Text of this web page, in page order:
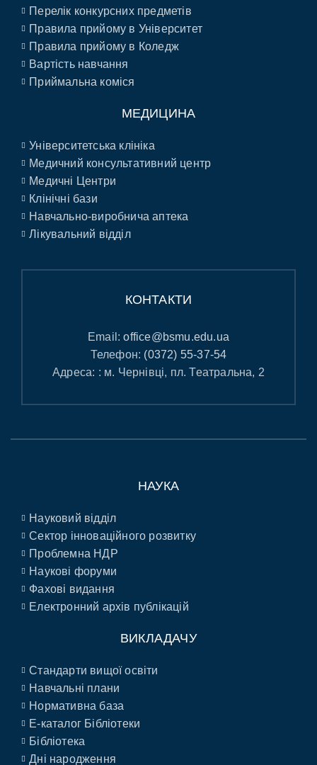
Перелік конкурсних предметів
Правила прийому в Університет
Правила прийому в Коледж
Вартість навчання
Приймальна коміся
МЕДИЦИНА
Університетська клініка
Медичний консультативний центр
Медичні Центри
Клінічні бази
Навчально-виробнича аптека
Лікувальний відділ
КОНТАКТИ
Email:office@bsmu.edu.ua
Телефон: (0372) 55-37-54
Адреса: : м. Чернівці, пл. Театральна, 2
НАУКА
Науковий відділ
Сектор інноваційного розвитку
Проблемна НДР
Наукові форуми
Фахові видання
Електронний архів публікацій
ВИКЛАДАЧУ
Стандарти вищої освіти
Навчальні плани
Нормативна база
E-каталог Бібліотеки
Бібліотека
Дні народження